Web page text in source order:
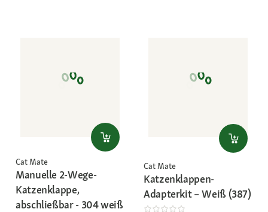
Cat Mate
Manuelle 2-Wege-
Katzenklappe,
abschließbar - 304 weiß
Cat Mate
Katzenklappen-
Adapterkit – Weiß (387)